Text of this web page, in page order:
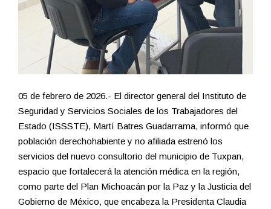
05 de febrero de 2026.- El director general del Instituto de
Seguridad y Servicios Sociales de los Trabajadores del
Estado (ISSSTE), Martí Batres Guadarrama, informó que
población derechohabiente y no afiliada estrenó los
servicios del nuevo consultorio del municipio de Tuxpan,
espacio que fortalecerá la atención médica en la región,
como parte del Plan Michoacán por la Paz y la Justicia del
Gobierno de México, que encabeza la Presidenta Claudia